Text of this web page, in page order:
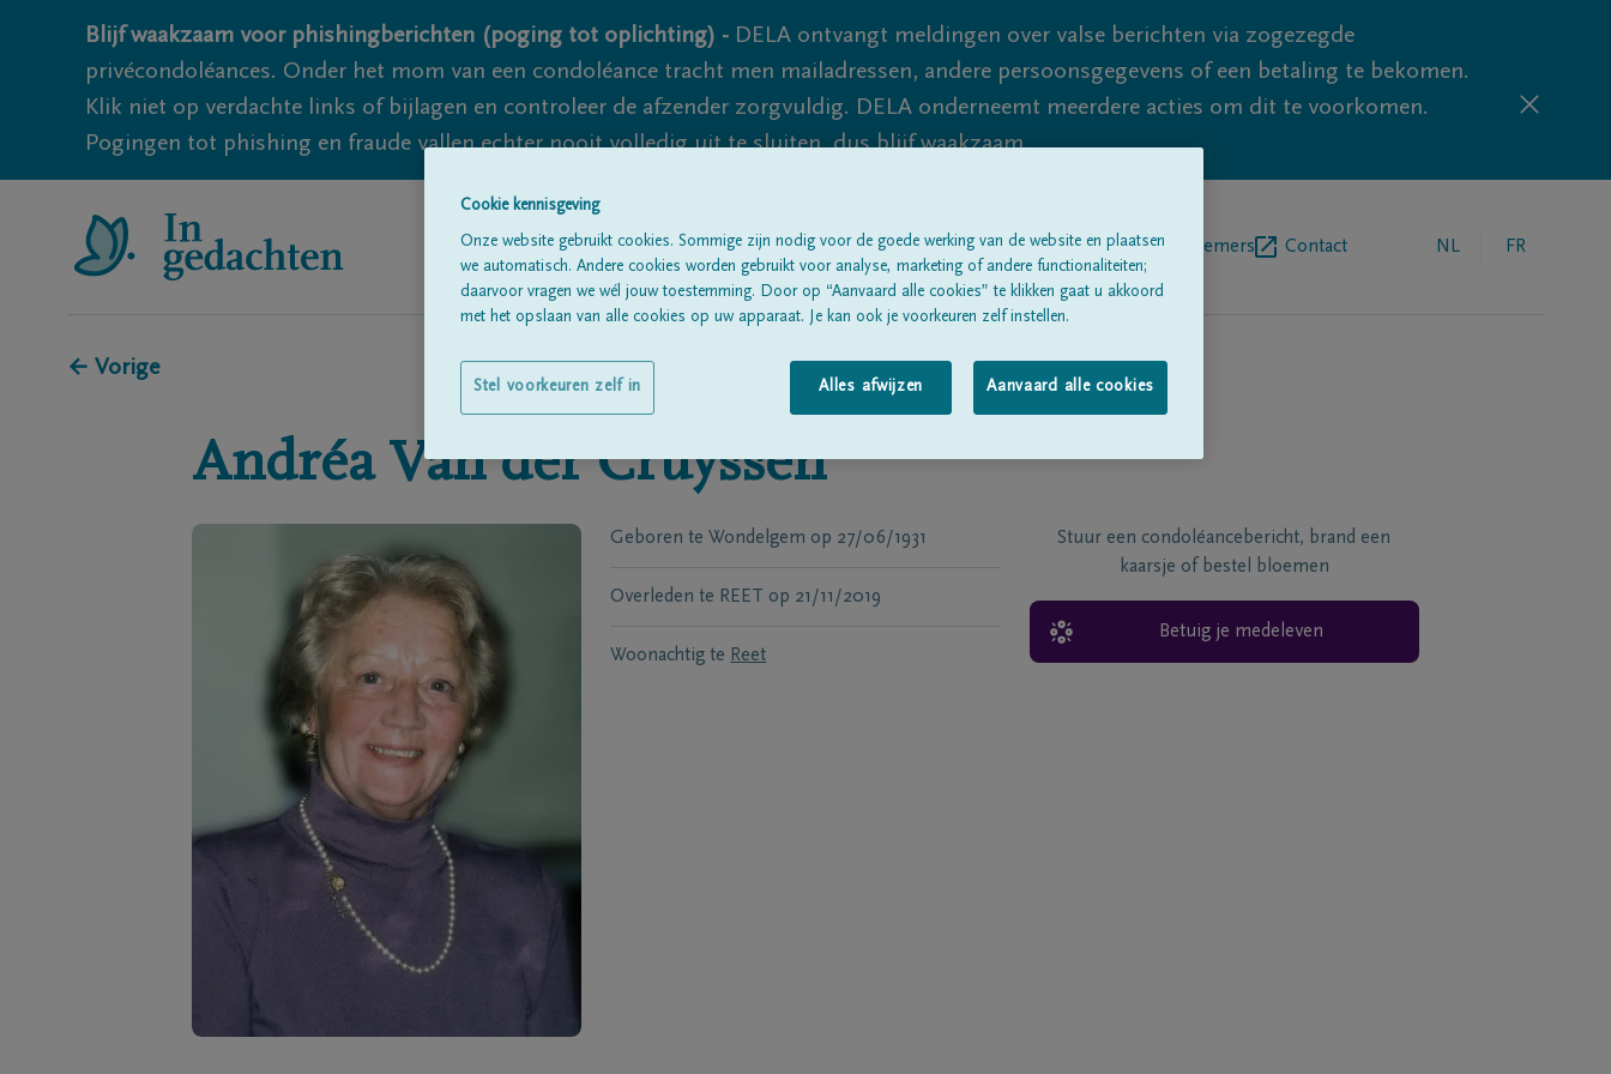
Blijf waakzaam voor phishingberichten (poging tot oplichting) - DELA ontvangt meldingen over valse berichten via zogezegde
privécondoléances. Onder het mom van een condoléance tracht men mailadressen, andere persoonsgegevens of een betaling te bekomen.
Klik niet op verdachte links of bijlagen en controleer de afzender zorgvuldig. DELA onderneemt meerdere acties om dit te voorkomen.
Pogingen tot phishing en fraude vallen echter nooit volledig uit te sluiten, dus blijf waakzaam.
Alle rouwberichtenOver onsBegrafenisondernemers Contact NL FR
← Vorige
Andréa Van der Cruyssen
Geboren te Wondelgem op 27/06/1931
Overleden te REET op 21/11/2019
Woonachtig te Reet
Stuur een condoléancebericht, brand een
kaarsje of bestel bloemen
Betuig je medeleven
Cookie kennisgeving
Onze website gebruikt cookies. Sommige zijn nodig voor de goede werking van de website en plaatsen
we automatisch. Andere cookies worden gebruikt voor analyse, marketing of andere functionaliteiten;
daarvoor vragen we wél jouw toestemming. Door op “Aanvaard alle cookies” te klikken gaat u akkoord
met het opslaan van alle cookies op uw apparaat. Je kan ook je voorkeuren zelf instellen.
Alles afwijzen Aanvaard alle cookies
Stel voorkeuren zelf in